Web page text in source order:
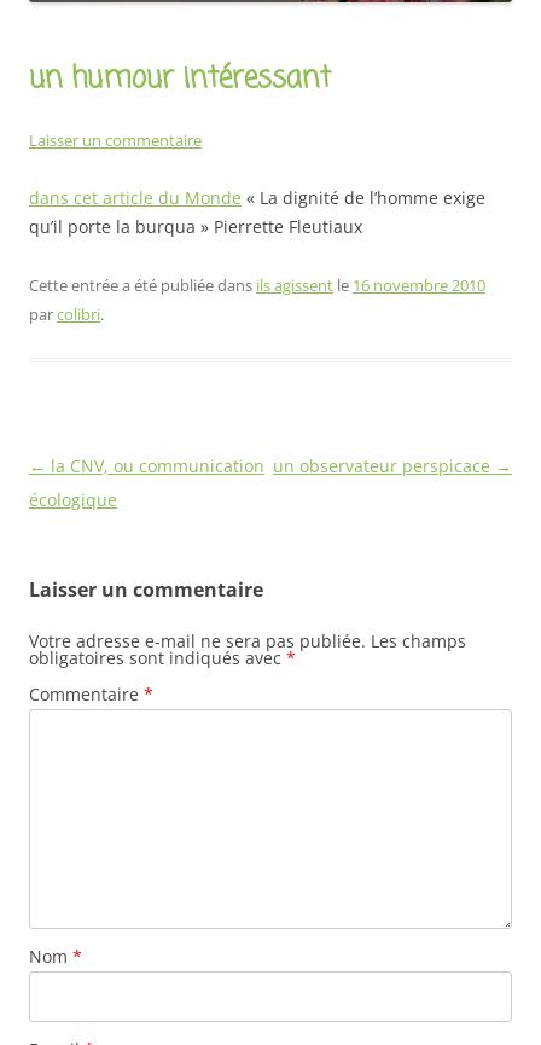
un humour intéressant
Laisser un commentaire
dans cet article du Monde « La dignité de l’homme exige
qu’il porte la burqua » Pierrette Fleutiaux
Cette entrée a été publiée dans ils agissent le 16 novembre 2010
parcolibri.
Navigation
des
← la CNV, ou communication
écologique
un observateur perspicace →
Laisser un commentaire
Votre adresse e-mail ne sera pas publiée. Les champs
obligatoires sont indiqués avec *
Commentaire *
Nom *